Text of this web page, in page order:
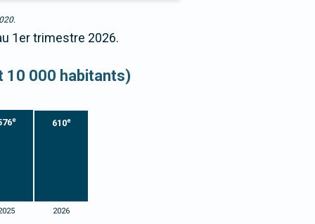
1er trimestre 2026.
10 000 habitants)
e 610e
2026